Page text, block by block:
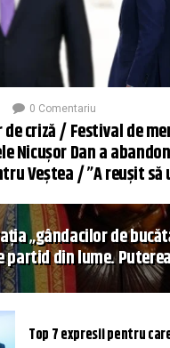
0 Comentariu
de criză / Festival de
Nicușor Dan a
Veștea / ”A reușit să
„gândacilor de
partid din lume.
Top 7 expresii pentru